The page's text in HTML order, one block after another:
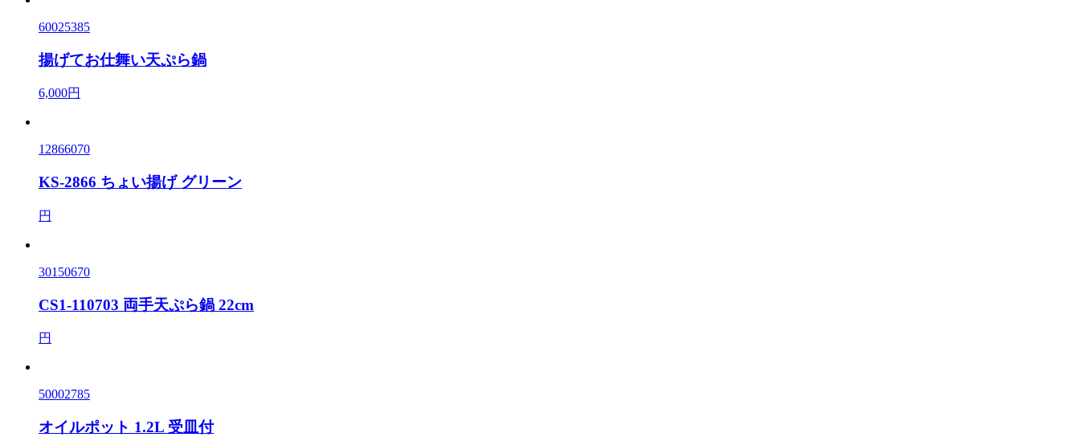
60025385
揚げてお仕舞い天ぷら鍋
6,000円
12866070
KS-2866 ちょい揚げ グリーン
円
30150670
CS1-110703 両手天ぷら鍋 22cm
円
50002785
オイルポット 1.2L 受皿付